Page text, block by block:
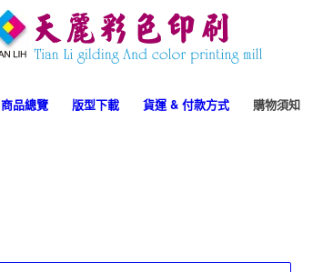
商品總覽 版型下載 貨運 & 付款方式 購物須知
專業．效